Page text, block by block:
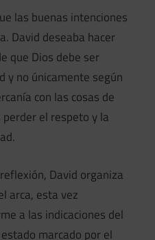
las buenas intenciones
David deseaba hacer
que Dios debe ser
y no únicamente según
con las cosas de
el respeto y la
David organiza
arca, esta vez
a las indicaciones del
marcado por el